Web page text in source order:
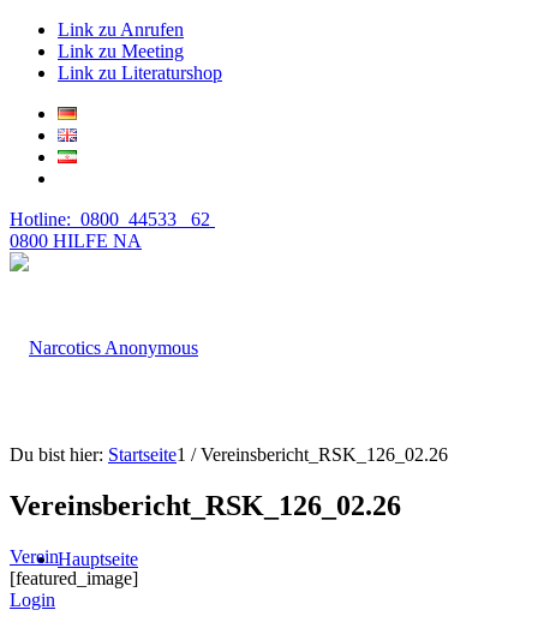
Link zu Anrufen
Link zu Meeting
Link zu Literaturshop
Hotline: 0800 44533 62
0800 HILFE NA
Hauptseite
Du bist hier: Startseite1 / Vereinsbericht_RSK_126_02.26
Vereinsbericht_RSK_126_02.26
Verein
[featured_image]
Login